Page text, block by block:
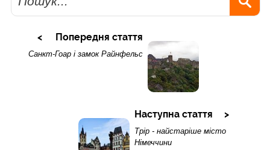
Попередня стаття
Санкт-Гоар і замок Райнфельс
Наступна стаття
Трір - найстаріше місто
Німеччини